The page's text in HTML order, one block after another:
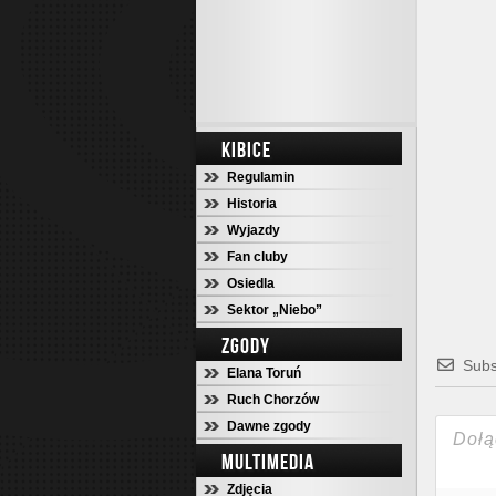
KIBICE
Regulamin
Historia
Wyjazdy
Fan cluby
Osiedla
Sektor „Niebo”
ZGODY
Elana Toruń
Ruch Chorzów
Dawne zgody
MULTIMEDIA
Zdjęcia